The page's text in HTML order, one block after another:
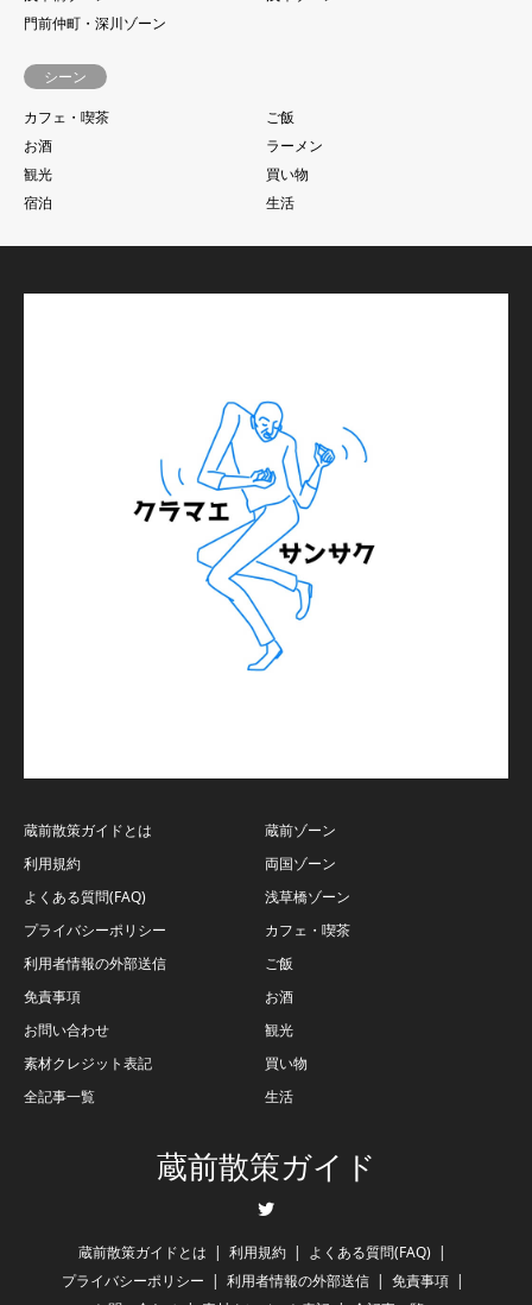
門前仲町・深川ゾーン
シーン
カフェ・喫茶
ご飯
お酒
ラーメン
観光
買い物
宿泊
生活
蔵前散策ガイドとは
利用規約
よくある質問(FAQ)
プライバシーポリシー
利用者情報の外部送信
免責事項
お問い合わせ
素材クレジット表記
全記事一覧
蔵前ゾーン
両国ゾーン
浅草橋ゾーン
カフェ・喫茶
ご飯
お酒
観光
買い物
生活
蔵前散策ガイド
蔵前散策ガイドとは 利用規約
よくある質問(FAQ)
プライバシーポリシー
利用者情報の外部送信
免責事項